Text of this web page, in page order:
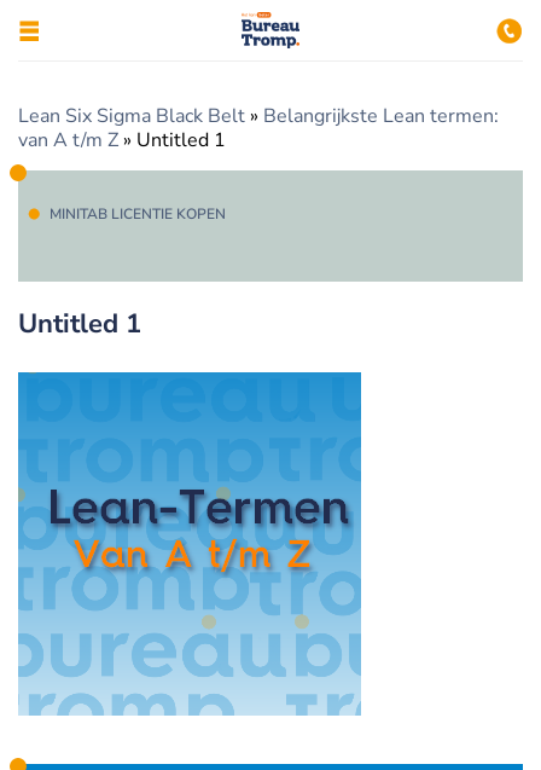
Lean Six Sigma Black Belt » Belangrijkste Lean termen:
van A t/m Z » Untitled 1
MINITAB LICENTIE KOPEN
Untitled 1